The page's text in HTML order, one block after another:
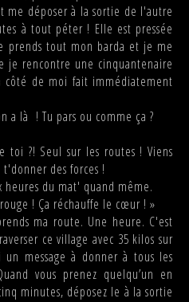
me déposer à la sortie de l'autre
à tout péter ! Elle est pressée
prends tout mon barda et je me
je rencontre une cinquantenaire
côté de moi fait immédiatement
a là ! Tu pars ou comme ça ?
toi ?! Seul sur les routes ! Viens
des forces !
heures du mat' quand même.
! Ça réchauffe le cœur ! »
ma route. Une heure. C'est
ce village avec 35 kilos sur
message à donner à tous les
vous prenez quelqu’un en
minutes, déposez le à la sortie